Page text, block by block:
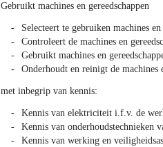
Gebruikt machines en gereedschappen
Selecteert te gebruiken machines en
Controleert de machines en
Gebruikt machines en
Onderhoudt en reinigt de machines
met inbegrip van kennis:
Kennis van elektriciteit i.f.v. de
Kennis van onderhoudstechnieken
Kennis van werking en